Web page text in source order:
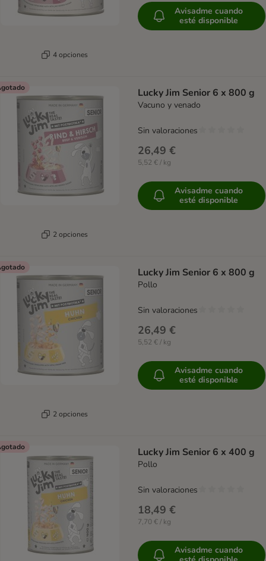
4 opciones
Avisadme cuando
esté disponible
2 opciones
Lucky Jim Senior 6 x 800 g
Vacuno y venado
26,49 €
5,52 € / kg
Sin valoraciones
Avisadme cuando
esté disponible
2 opciones
Lucky Jim Senior 6 x 800 g
Pollo
26,49 €
5,52 € / kg
Sin valoraciones
Avisadme cuando
esté disponible
Lucky Jim Senior 6 x 400 g
Pollo
18,49 €
7,70 € / kg
Sin valoraciones
Avisadme cuando